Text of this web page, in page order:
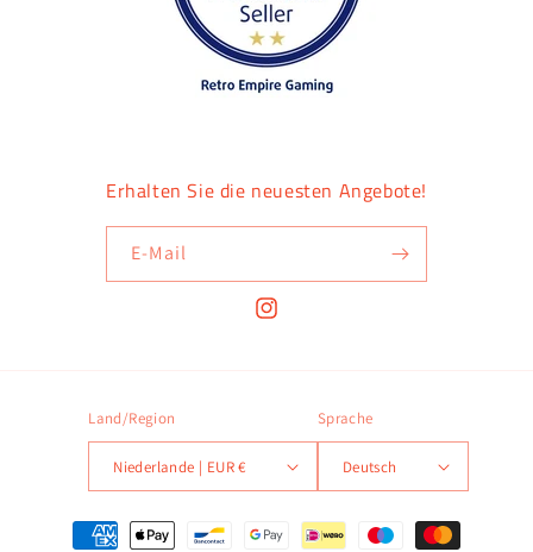
Erhalten Sie die neuesten Angebote!
E-Mail
Instagram
Land/Region
Niederlande | EUR €
Sprache
Deutsch
Zahlungsmethoden